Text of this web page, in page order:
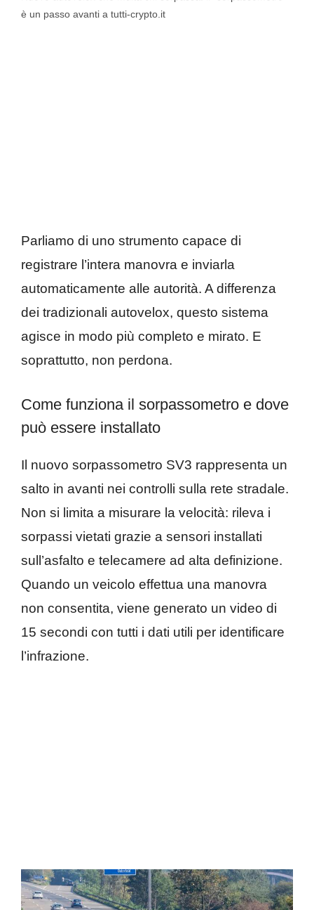
è un passo avanti a tutti-crypto.it
Parliamo di uno strumento capace di
registrare l’intera manovra e inviarla
automaticamente alle autorità. A differenza
dei tradizionali autovelox, questo sistema
agisce in modo più completo e mirato. E
soprattutto, non perdona.
Come funziona il sorpassometro e dove
può essere installato
Il nuovo sorpassometro SV3 rappresenta un
salto in avanti nei controlli sulla rete stradale.
Non si limita a misurare la velocità: rileva i
sorpassi vietati grazie a sensori installati
sull’asfalto e telecamere ad alta definizione.
Quando un veicolo effettua una manovra
non consentita, viene generato un video di
15 secondi con tutti i dati utili per identificare
l’infrazione.